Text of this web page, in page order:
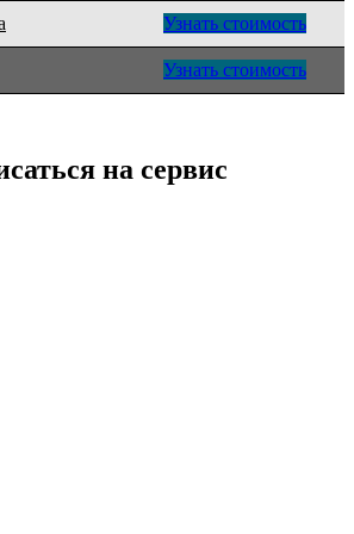
Узнать стоимость
Узнать стоимость
на сервис